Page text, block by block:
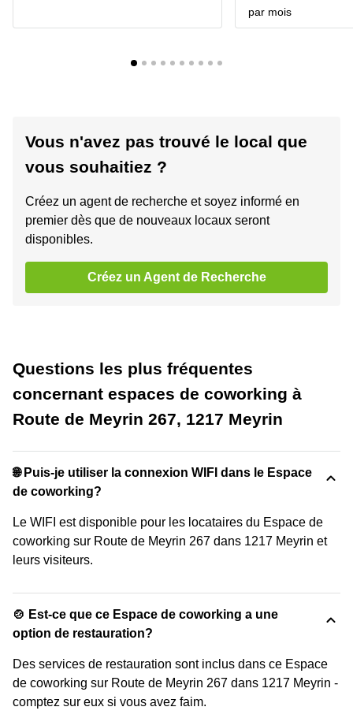
par mois
Vous n'avez pas trouvé le local que
vous souhaitiez ?
Créez un agent de recherche et soyez informé en
premier dès que de nouveaux locaux seront
disponibles.
Créez un Agent de Recherche
Questions les plus fréquentes
concernant espaces de coworking à
Route de Meyrin 267, 1217 Meyrin
🌐 Puis-je utiliser la connexion WIFI dans le Espace
de coworking?
Le WIFI est disponible pour les locataires du Espace de
coworking sur Route de Meyrin 267 dans 1217 Meyrin et
leurs visiteurs.
🍲 Est-ce que ce Espace de coworking a une
option de restauration?
Des services de restauration sont inclus dans ce Espace
de coworking sur Route de Meyrin 267 dans 1217 Meyrin -
comptez sur eux si vous avez faim.